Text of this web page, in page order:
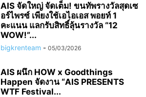
AIS จัดใหญ่ จัดเต็ม! ขนทัพรางวัลสุดเซ
อร์ไพรซ์ เพียงใช้เอไอเอส พอยท์ 1
คะแนน แลกรับสิทธิ์ลุ้นรางวัล “12
WOW!”...
bigkrenteam - 05/03/2026
AIS ผนึก HOW x Goodthings
Happen จัดงาน “AIS PRESENTS
WTF Festival...